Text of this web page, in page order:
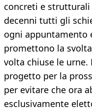
concreti e strutturali
decenni tutti gli
ogni appuntamento
promettono la
volta chiuse le urne.
progetto per la
per evitare che ora
esclusivamente